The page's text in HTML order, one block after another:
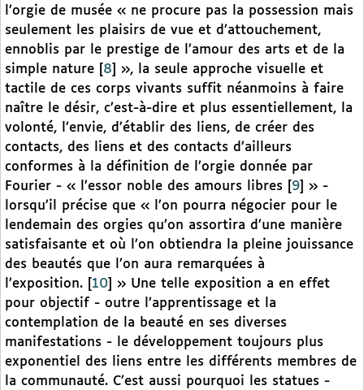
l’orgie de musée « ne procure pas la possession mais
seulement les plaisirs de vue et d’attouchement,
ennoblis par le prestige de l’amour des arts et de la
simple nature
8
», la seule approche visuelle et
tactile de ces corps vivants suffit néanmoins à faire
naître le désir, c’est-à-dire et plus essentiellement, la
volonté, l’envie, d’établir des liens, de créer des
contacts, des liens et des contacts d’ailleurs
conformes à la définition de l’orgie donnée par
Fourier - « l’essor noble des amours libres
9
» -
lorsqu’il précise que « l’on pourra négocier pour le
lendemain des orgies qu’on assortira d’une manière
satisfaisante et où l’on obtiendra la pleine jouissance
des beautés que l’on aura remarquées à
l’exposition.
10
» Une telle exposition a en effet
pour objectif - outre l’apprentissage et la
contemplation de la beauté en ses diverses
manifestations - le développement toujours plus
exponentiel des liens entre les différents membres de
la communauté. C’est aussi pourquoi les statues -